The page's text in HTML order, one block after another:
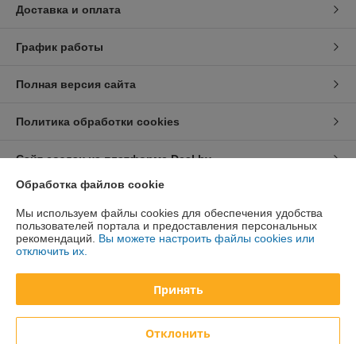
Доставка и оплата
График работы
Полная версия сайта
Политика обработки cookies
Сайт создан на платформе Deal.by
Информация для покупателя
Юридическое лицо:ООО «Техноферма»
220141, г. Минск, ул. Ф.Скорины, 52, 4 этаж, пом. 5а
Регистрационный номер ЕГР: 193628073
Регистрационный орган: Мингоисполком
Обработка файлов cookie
Мы используем файлы cookies для обеспечения удобства
пользователей портала и предоставления персональных
рекомендаций. Вы можете настроить файлы cookies или
отключить их.
Принять
Отклонить